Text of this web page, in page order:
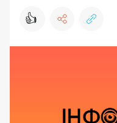
👍